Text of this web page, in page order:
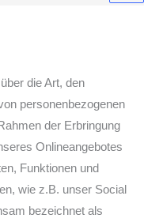
die Art, den
personenbezogenen
der Erbringung
Onlineangebotes
Funktionen und
wie z.B. unser Social
bezeichnet als